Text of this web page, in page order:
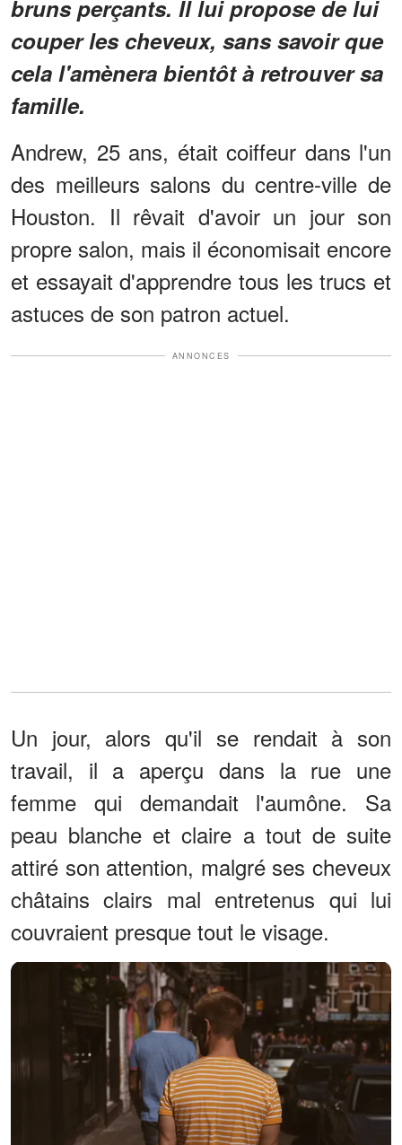
bruns perçants. Il lui propose de lui
couper les cheveux, sans savoir que
cela l'amènera bientôt à retrouver sa
famille.
Andrew, 25 ans, était coiffeur dans l'un
des meilleurs salons du centre-ville de
Houston. Il rêvait d'avoir un jour son
propre salon, mais il économisait encore
et essayait d'apprendre tous les trucs et
astuces de son patron actuel.
ANNONCES
Un jour, alors qu'il se rendait à son
travail, il a aperçu dans la rue une
femme qui demandait l'aumône. Sa
peau blanche et claire a tout de suite
attiré son attention, malgré ses cheveux
châtains clairs mal entretenus qui lui
couvraient presque tout le visage.